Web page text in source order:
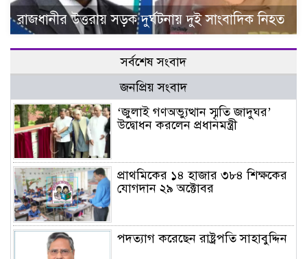
রাজধানীর উত্তরায় সড়ক দুর্ঘটনায় দুই সাংবাদিক নিহত
সর্বশেষ সংবাদ
জনপ্রিয় সংবাদ
‘জুলাই গণঅভ্যুত্থান স্মৃতি জাদুঘর’
উদ্বোধন করলেন প্রধানমন্ত্রী
প্রাথমিকের ১৪ হাজার ৩৮৪ শিক্ষকের
যোগদান ২৯ অক্টোবর
পদত্যাগ করেছেন রাষ্ট্রপতি সাহাবুদ্দিন